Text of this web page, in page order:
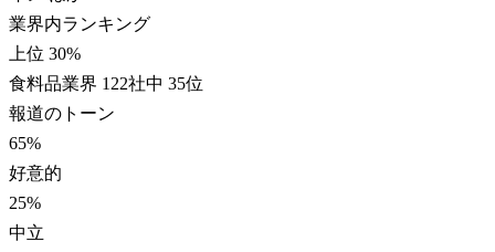
業界内ランキング
上位 30%
食料品業界 122社中 35位
報道のトーン
65%
好意的
25%
中立